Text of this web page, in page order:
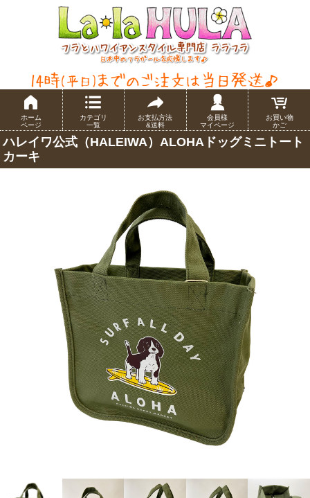
ホーム
ページ
カテゴリ
一覧
お支払方法
&送料
会員様
マイページ
お買い物
かご
ハレイワ公式（HALEIWA）ALOHAドッグミニトート
カーキ